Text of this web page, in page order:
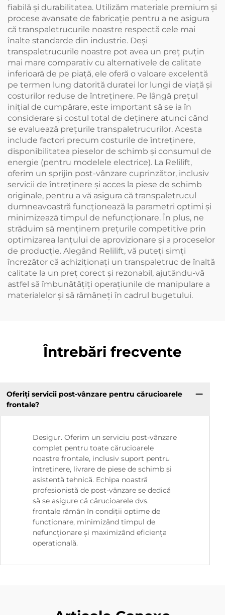
fiabilă și durabilitatea. Utilizăm materiale premium și
procese avansate de fabricație pentru a ne asigura
că transpaletrucurile noastre respectă cele mai
înalte standarde din industrie. Deși
transpaletrucurile noastre pot avea un preț puțin
mai mare comparativ cu alternativele de calitate
inferioară de pe piață, ele oferă o valoare excelentă
pe termen lung datorită duratei lor lungi de viață și
costurilor reduse de întreținere. Pe lângă prețul
inițial de cumpărare, este important să se ia în
considerare și costul total de deținere atunci când
se evaluează prețurile transpaletrucurilor. Acesta
include factori precum costurile de întreținere,
disponibilitatea pieselor de schimb și consumul de
energie (pentru modelele electrice). La Relilift,
oferim un sprijin post-vânzare cuprinzător, inclusiv
servicii de întreținere și acces la piese de schimb
originale, pentru a vă asigura că transpaletrucul
dumneavoastră funcționează la parametri optimi și
minimizează timpul de nefuncționare. În plus, ne
străduim să menținem prețurile competitive prin
optimizarea lanțului de aprovizionare și a proceselor
de producție. Alegând Relilift, vă puteți simți
încrezător că achiziționați un transpaletruc de înaltă
calitate la un preț corect și rezonabil, ajutându-vă
astfel să îmbunătățiți operațiunile de manipulare a
materialelor și să rămâneți în cadrul bugetului.
Întrebări frecvente
Oferiți servicii post-vânzare pentru cărucioarele
frontale?
Desigur. Oferim un serviciu post-vânzare
complet pentru toate cărucioarele
noastre frontale, inclusiv suport pentru
întreținere, livrare de piese de schimb și
asistență tehnică. Echipa noastră
profesionistă de post-vânzare se dedică
să se asigure că cărucioarele dvs.
frontale rămân în condiții optime de
funcționare, minimizând timpul de
nefuncționare și maximizând eficiența
operațională.